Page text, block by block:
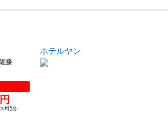
接
料別)：
ホテルヤン